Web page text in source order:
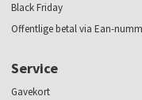
Black Friday
Offentlige betal via Ean-
Service
Gavekort